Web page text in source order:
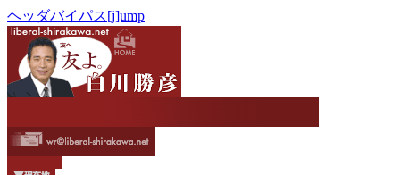
ヘッダバイパス[j]ump